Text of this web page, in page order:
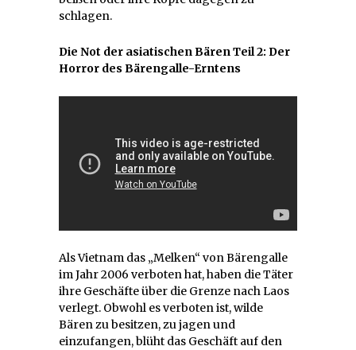
schlagen.
Die Not der asiatischen Bären Teil 2: Der
Horror des Bärengalle-Erntens
Als Vietnam das „Melken“ von Bärengalle
im Jahr 2006 verboten hat, haben die Täter
ihre Geschäfte über die Grenze nach Laos
verlegt. Obwohl es verboten ist, wilde
Bären zu besitzen, zu jagen und
einzufangen, blüht das Geschäft auf den